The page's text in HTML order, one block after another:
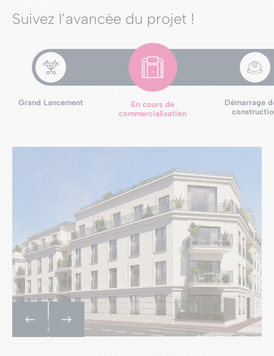
Suivez l’avancée du projet !
Grand Lancement
En cours de
commercialisation
Démarrage